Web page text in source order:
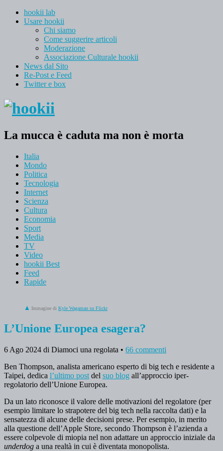
hookii lab
Usare hookii
Chi siamo
Come suggerire articoli
Moderazione
Associazione Culturale hookii
News dal Sito
Re-Post e Feed
Twitter e box
La mucca è caduta ma non è morta
Italia
Mondo
Politica
Tecnologia
Internet
Scienza
Cultura
Economia
Sport
Media
TV
Video
hookii Best
Feed
Rapide
Immagine di Kyle Wagaman su Flickr
L’Unione Europea esagera?
6 Ago 2024 di Diamoci una regolata • 66 commenti
Ben Thompson, analista americano esperto di big tech e residente a
Taipei, dedica l’ultimo post del suo blog all’approccio iper-
regolatorio dell’Unione Europea.
Da un lato riconosce il valore delle motivazioni del regolatore (per
esempio limitare lo strapotere del big tech nella raccolta dati) e la
sensatezza di alcune delle decisioni prese. Per esempio, in merito
alla questione dell’Apple Store, secondo Thompson è l’azienda a
essere colpevole di miopia nel non adattare un approccio iniziale da
underdog a una realtà in cui è diventata monopolista.